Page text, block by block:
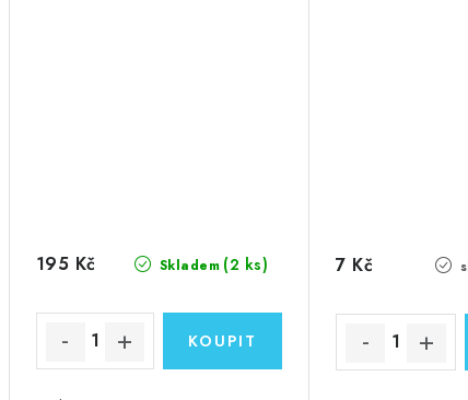
Skladem (2 ks)
195 Kč 7 Kč